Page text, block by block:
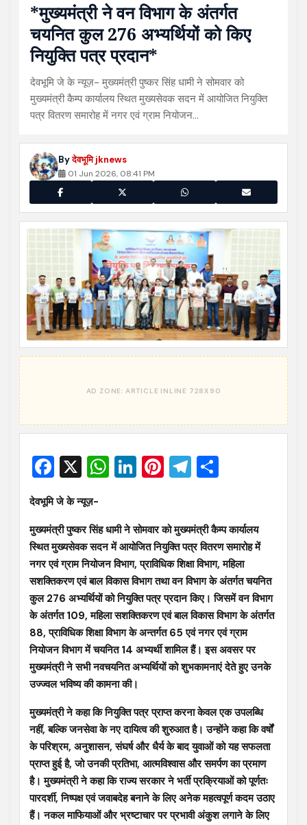
*मुख्यमंत्री ने वन विभाग के अंतर्गत
चयनित कुल 276 अभ्यर्थियों को किए
नियुक्ति पत्र प्रदान*
देवभूमि जे के न्यूज़- मुख्यमंत्री पुष्कर सिंह धामी ने सोमवार को
मुख्यमंत्री कैम्प कार्यालय स्थित मुख्यसेवक सदन में आयोजित नियुक्ति
पत्र वितरण समारोह में नगर एवं ग्राम नियोजन…
Byदेवभूमि jknews
01 Jun 2026, 08:41 PM
Facebook
X WhatsApp
LinkedIn
Pinterest
Telegram
देवभूमि जे के न्यूज़-
मुख्यमंत्री पुष्कर सिंह धामी ने सोमवार को मुख्यमंत्री कैम्प कार्यालय
स्थित मुख्यसेवक सदन में आयोजित नियुक्ति पत्र वितरण समारोह में
नगर एवं ग्राम नियोजन विभाग, प्राविधिक शिक्षा विभाग, महिला
सशक्तिकरण एवं बाल विकास विभाग तथा वन विभाग के अंतर्गत चयनित
कुल 276 अभ्यर्थियों को नियुक्ति पत्र प्रदान किए। जिसमें वन विभाग
के अंतर्गत 109, महिला सशक्तिकरण एवं बाल विकास विभाग के अंतर्गत
88, प्राविधिक शिक्षा विभाग के अन्तर्गत 65 एवं नगर एवं ग्राम
नियोजन विभाग में चयनित 14 अभ्यर्थी शामिल हैं। इस अवसर पर
मुख्यमंत्री ने सभी नवचयनित अभ्यर्थियों को शुभकामनाएं देते हुए उनके
उज्ज्वल भविष्य की कामना की।
मुख्यमंत्री ने कहा कि नियुक्ति पत्र प्राप्त करना केवल एक उपलब्धि
नहीं, बल्कि जनसेवा के नए दायित्व की शुरुआत है। उन्होंने कहा कि वर्षों
के परिश्रम, अनुशासन, संघर्ष और धैर्य के बाद युवाओं को यह सफलता
प्राप्त हुई है, जो उनकी प्रतिभा, आत्मविश्वास और समर्पण का प्रमाण
है। मुख्यमंत्री ने कहा कि राज्य सरकार ने भर्ती प्रक्रियाओं को पूर्णतः
पारदर्शी, निष्पक्ष एवं जवाबदेह बनाने के लिए अनेक महत्वपूर्ण कदम उठाए
हैं। नकल माफियाओं और भ्रष्टाचार पर प्रभावी अंकुश लगाने के लिए